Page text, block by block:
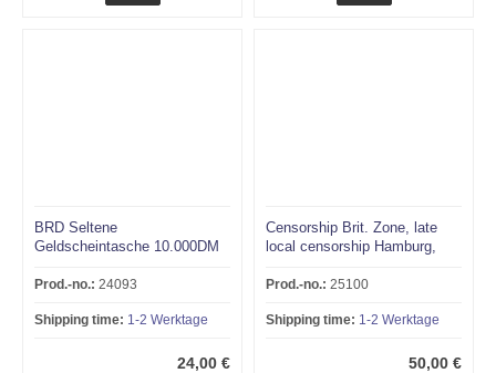
BRD Seltene
Geldscheintasche 10.000DM
Prod.-no.: 24093
Shipping time: 1-2 Werktage
24,00 €
Censorship Brit. Zone, late
local censorship Hamburg,
HAMBURG - GENEVA 4.5.48
Prod.-no.: 25100
Shipping time: 1-2 Werktage
50,00 €